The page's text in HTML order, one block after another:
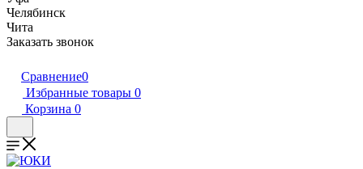
Челябинск
Чита
Заказать звонок
Сравнение0
Избранные товары 0
Корзина 0